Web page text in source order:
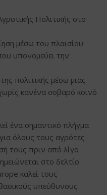
Πολιτικής στο
μέσω του πλαισίου
υπονομεύει την
πολιτικής μέσω μιας
κανένα σοβαρό κοινό
ένα σημαντικό πλήγμα
όλους τους αγρότες
τους πριν από λίγο
στο δελτίο
καλεί τους
υπεύθυνους